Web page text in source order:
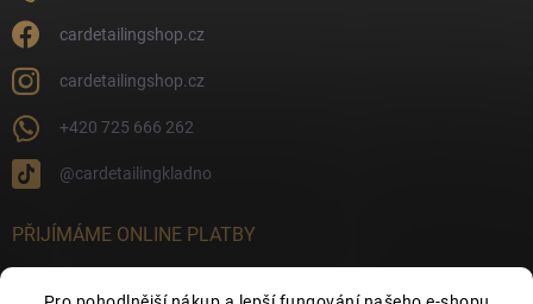
cardetailingshop.cz
cardetailingshop.cz
+420 725 666 262
@cardetailingkladno
PŘIJÍMÁME ONLINE PLATBY